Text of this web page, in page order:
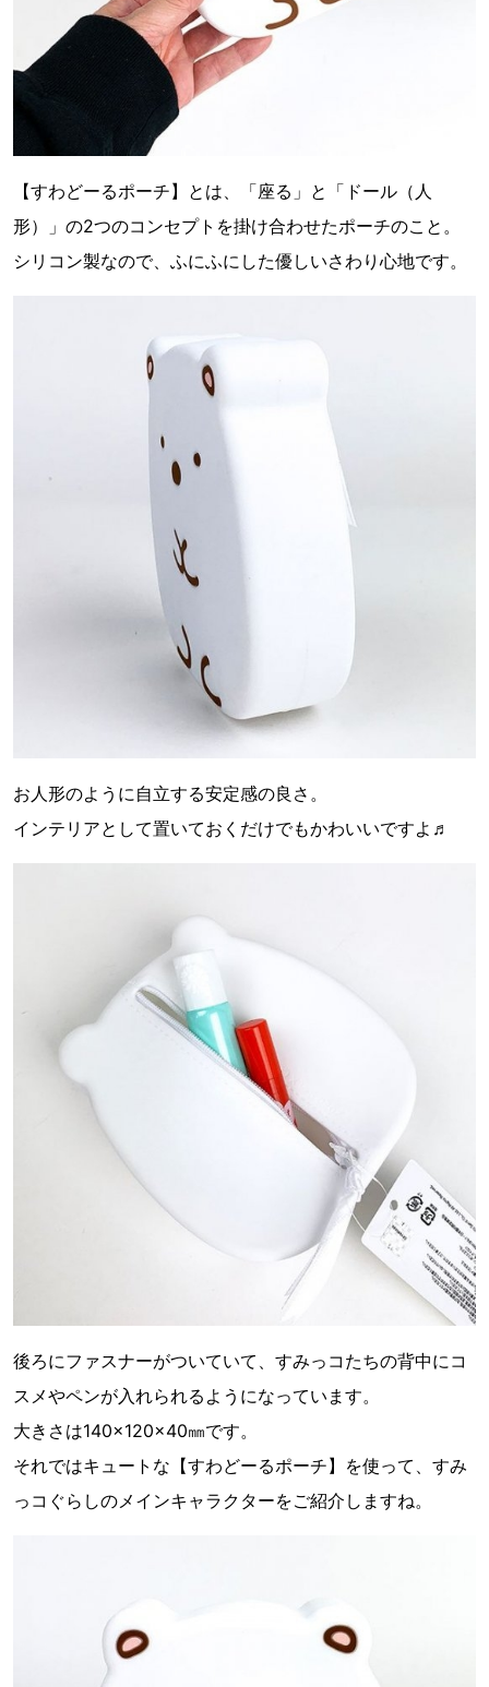
【すわどーるポーチ】とは、「座る」と「ドール（人
形）」の2つのコンセプトを掛け合わせたポーチのこと。
シリコン製なので、ふにふにした優しいさわり心地です。
お人形のように自立する安定感の良さ。
インテリアとして置いておくだけでもかわいいですよ♬
後ろにファスナーがついていて、すみっコたちの背中にコ
スメやペンが入れられるようになっています。
大きさは140×120×40㎜です。
それではキュートな【すわどーるポーチ】を使って、すみ
っコぐらしのメインキャラクターをご紹介しますね。